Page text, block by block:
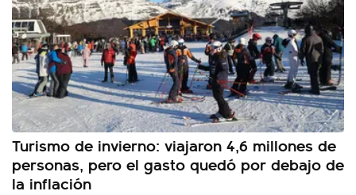
Turismo de invierno: viajaron 4,6 millones de
personas, pero el gasto quedó por debajo de
la inflación